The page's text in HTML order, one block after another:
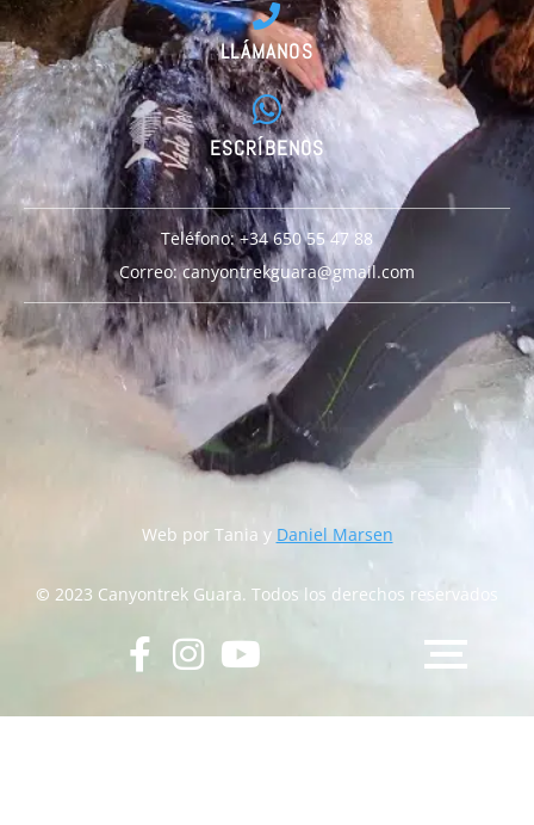
LLÁMANOS
ESCRÍBENOS
Teléfono: +34 650 55 47 88
Correo: canyontrekguara@gmail.com
Web por Tania y Daniel Marsen
© 2023 Canyontrek Guara. Todos los derechos reservados